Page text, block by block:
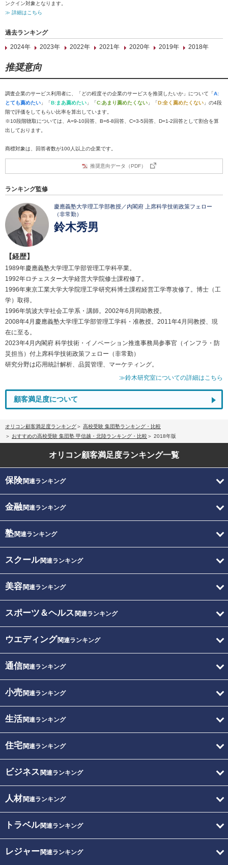
ンクイン対象となります。
≫ 詳細はこちら
過去ランキング
2024年
2023年 2022年 2021年 2020年 2019年 2018年
推奨意向
調査企業のサービス利用者に、「どの程度その企業のサービスを推奨したいか」について「A:
とても薦めたい 」「B:まあ薦めたい 」「C:あまり薦めたくない 」「D:全く薦めたくない 」の4段
階で評価をしてもらい比率を算出しています。
※10段階聴取については、A=9-10回答、B=6-8回答、C=3-5回答、D=1-2回答として割合を算
出しております。
商標対象は、回答者数が100人以上の企業です。
推奨意向データ（PDF）
ランキング監修
慶應義塾大学理工学部教授／内閣府 上席科学技術政策フェロー
（非常勤）
鈴木秀男
【経歴】
1989年慶應義塾大学理工学部管理工学科卒業。
1992年ロチェスター大学経営大学院修士課程修了。
1996年東京工業大学大学院理工学研究科博士課程経営工学専攻修了。博士（工
学）取得。
1996年筑波大学社会工学系・講師。2002年6月同助教授。
2008年4月慶應義塾大学理工学部管理工学科・准教授。2011年4月同教授、現
在に至る。
2023年4月内閣府 科学技術・イノベーション推進事務局参事官（インフラ・防
災担当）付上席科学技術政策フェロー（非常勤）
研究分野は応用統計解析、品質管理、マーケティング。
≫鈴木研究室についての詳細はこちら
顧客満足度について
オリコン顧客満足度ランキング
高校受験 集団塾ランキング・比較
おすすめの高校受験 集団塾 甲信越・北陸ランキング・比較
2018年版
オリコン顧客満足度ランキング一覧
保険関連ランキング
金融関連ランキング
塾関連ランキング
スクール関連ランキング
美容関連ランキング
スポーツ＆ヘルス 関連ランキング
ウエディング関連ランキング
通信関連ランキング
小売関連ランキング
生活関連ランキング
住宅関連ランキング
ビジネス 関連ランキング
人材関連ランキング
トラベル関連ランキング
レジャー関連ランキング